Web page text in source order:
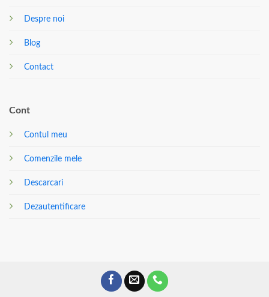
Despre noi
Blog
Contact
Cont
Contul meu
Comenzile mele
Descarcari
Dezautentificare